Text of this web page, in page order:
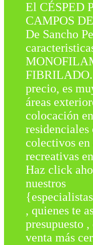
El CÉSPED
CAMPOS
De Sancho
FIBRILADO.
precio, es
áreas
colocación
residenciales
colectivos
recreativas
Haz click
nuestros
, quienes te
presupuesto
venta más